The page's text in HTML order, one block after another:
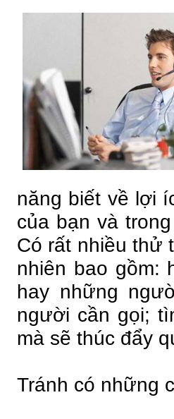
năng biết về lợi
của bạn và
Có rất nhiều thử
nhiên bao gồm:
hay những
người cần gọi;
mà sẽ thúc đẩy
Tránh có những